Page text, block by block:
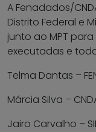
A Fenadados/
Distrito Federal e
junto ao MPT
executadas e
Telma Dantas –
Márcia Silva –
Jairo Carvalho –